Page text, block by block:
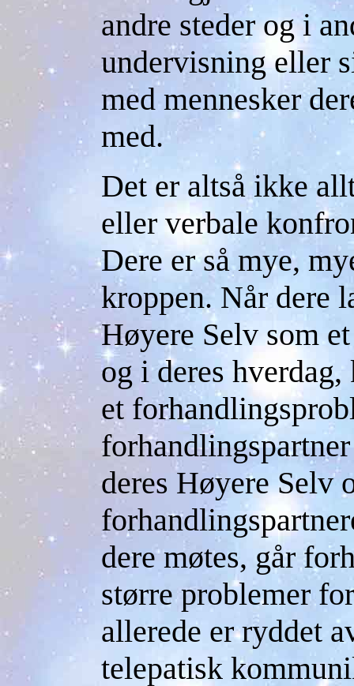
andre steder og i
undervisning eller
med mennesker
med.
Det er altså ikke
eller verbale
Dere er så mye,
kroppen. Når dere
Høyere Selv som
og i deres
et
deres Høyere Selv
dere møtes, går
større problemer
allerede er ryddet
telepatisk